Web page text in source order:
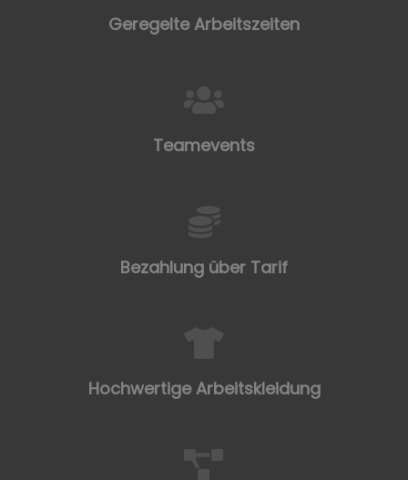
Geregelte Arbeitszeiten
Teamevents
Bezahlung über Tarif
Hochwertige Arbeitskleidung